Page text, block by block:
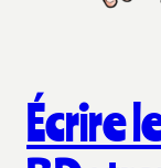
Écrire